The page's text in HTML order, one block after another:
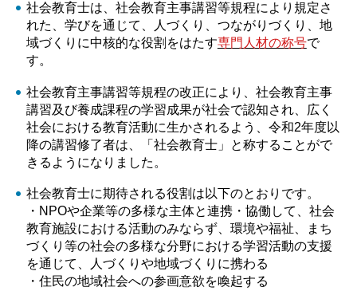
社会教育士は、社会教育主事講習等規程により規定さ
れた、学びを通じて、人づくり、つながりづくり、地
域づくりに中核的な役割をはたす専門人材の称号で
す。
社会教育主事講習等規程の改正により、社会教育主事
講習及び養成課程の学習成果が社会で認知され、広く
社会における教育活動に生かされるよう、令和2年度以
降の講習修了者は、「社会教育士」と称することがで
きるようになりました。
社会教育士に期待される役割は以下のとおりです。
・NPOや企業等の多様な主体と連携・協働して、社会
教育施設における活動のみならず、環境や福祉、まち
づくり等の社会の多様な分野における学習活動の支援
を通じて、人づくりや地域づくりに携わる
・住民の地域社会への参画意欲を喚起する